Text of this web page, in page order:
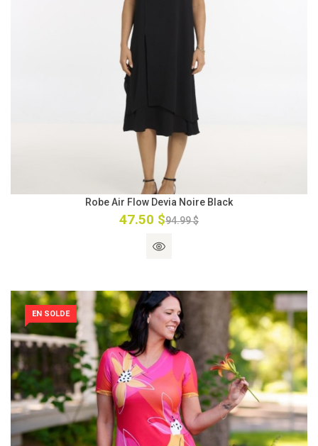
Robe Air Flow Devia Noire Black
47.50 $94.99 $
EN SOLDE